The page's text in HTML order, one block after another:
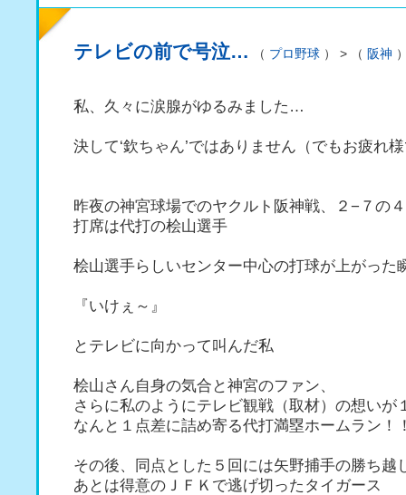
テレビの前で号泣… （ プロ野球 ） > （ 阪神
私、久々に涙腺がゆるみました…
決して‘欽ちゃん’ではありません（でもお疲れ
昨夜の神宮球場でのヤクルト阪神戦、２−７の
打席は代打の桧山選手
桧山選手らしいセンター中心の打球が上がっ
『いけぇ～』
とテレビに向かって叫んだ私
桧山さん自身の気合と神宮のファン、
さらに私のようにテレビ観戦（取材）の想いが
なんと１点差に詰め寄る代打満塁ホームラン！
その後、同点とした５回には矢野捕手の勝ち越
あとは得意のＪＦＫで逃げ切ったタイガース